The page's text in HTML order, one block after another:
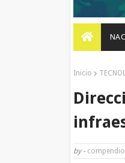
Inicio
by -